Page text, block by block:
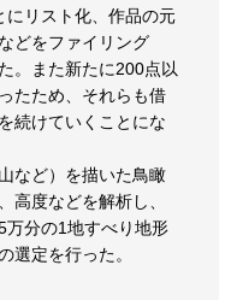
にリスト化、作品の元
どをファイリング
。また新たに200点以
たため、それらも借
続けていくことにな
など）を描いた鳥瞰
高度などを解析し、
万分の1地すべり地形
選定を行った。